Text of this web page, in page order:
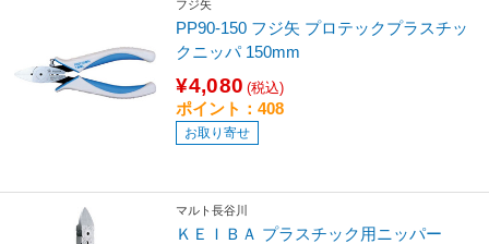
フジ矢
PP90-150 フジ矢 プロテックプラスチッ
クニッパ 150mm
¥4,080 (税込)
ポイント：408
お取り寄せ
マルト長谷川
ＫＥＩＢＡ プラスチック用ニッパー